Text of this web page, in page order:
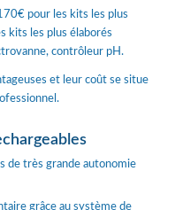
pour les kits les plus
kits les plus élaborés
contrôleur pH.
et leur coût se situe
de très grande autonomie
grâce au système de